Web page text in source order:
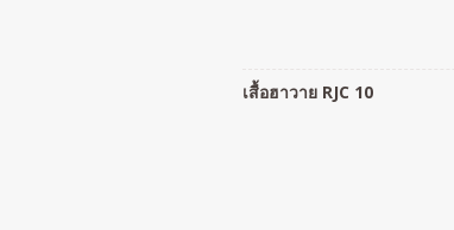
เสื้อฮาวาย RJC 10